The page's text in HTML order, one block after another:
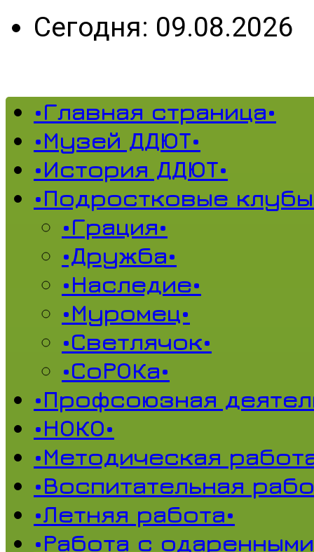
Сегодня: 09.08.2026
•Главная страница•
•Музей ДДЮТ•
•История ДДЮТ•
•Подростковые
•Грация•
•Дружба•
•Наследие•
•Муромец•
•Светлячок•
•СоРОКа•
•Профсоюзная
•НОКО•
•Методическая
•Воспитательная
•Летняя работа•
•Работа с